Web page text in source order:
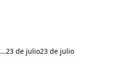
23 de julio23 de julio